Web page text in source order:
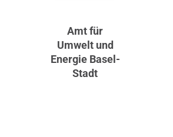
Amt für
Umwelt und
Energie Basel-
Stadt